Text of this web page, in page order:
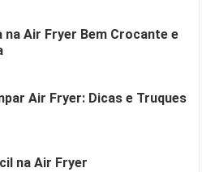
na Air Fryer Bem Crocante e
Air Fryer: Dicas e Truques
na Air Fryer